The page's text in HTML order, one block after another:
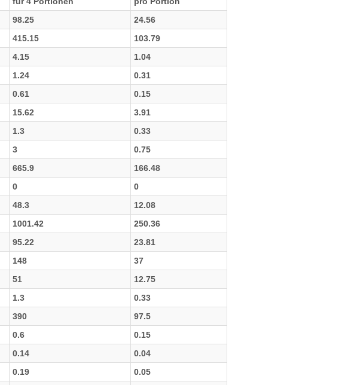
98.25
24.56
415.15
103.79
4.15
1.04
1.24
0.31
0.61
0.15
15.62
3.91
1.3
0.33
3
0.75
665.9
166.48
0
0
48.3
12.08
1001.42
250.36
95.22
23.81
148
37
51
12.75
1.3
0.33
390
97.5
0.6
0.15
0.14
0.04
0.19
0.05